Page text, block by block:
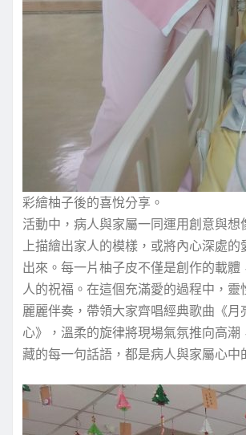
彩繪柚子後的喜悅分享。
活動中，病人與家屬一同運用創意與想
上描繪出家人的模樣，或將內心深處的
出來。每一片柚子皮不僅是創作的載體
人的祝福。在這個充滿愛的過程中，靈
麗麗伴奏，帶領大家齊唱經典歌曲《月
心》，溫柔的旋律將現場氣氛推向高潮
藏的每一句話語，都是病人與家屬心中